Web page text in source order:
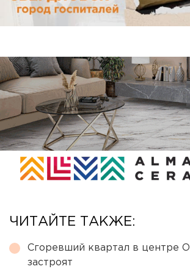
ЧИТАЙТЕ ТАКЖЕ:
Сгоревший квартал в центре
застроят